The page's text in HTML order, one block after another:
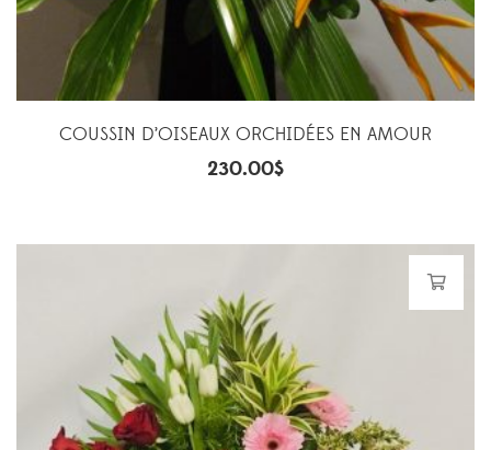
COUSSIN D’OISEAUX ORCHIDÉES EN AMOUR
230.00$